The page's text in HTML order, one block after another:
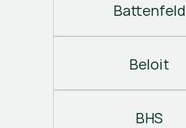
Battenfeld
Beloit
BHS